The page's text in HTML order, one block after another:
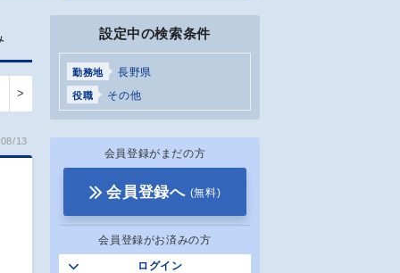
>
13
設定中の検索条件
勤務地 長野県
役職 その他
会員登録がまだの方
会員登録へ (無料)
会員登録がお済みの方
ログイン